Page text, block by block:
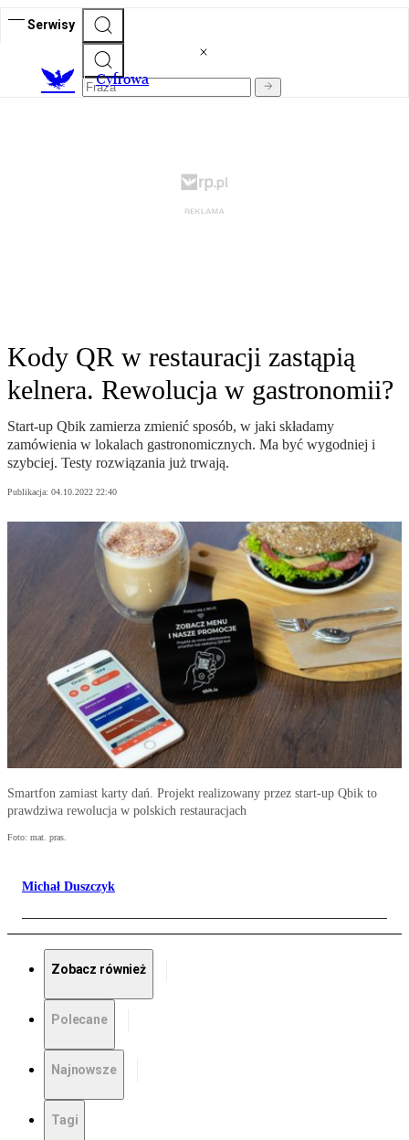
Serwisy
Cyfrowa
Kody QR w restauracji zastąpią
kelnera. Rewolucja w gastronomii?
Start-up Qbik zamierza zmienić sposób, w jaki składamy
zamówienia w lokalach gastronomicznych. Ma być wygodniej i
szybciej. Testy rozwiązania już trwają.
Publikacja: 04.10.2022 22:40
Smartfon zamiast karty dań. Projekt realizowany przez start-up Qbik to
prawdziwa rewolucja w polskich restauracjach
Foto: mat. pras.
Michał Duszczyk
Zobacz również
Polecane
Najnowsze
Tagi